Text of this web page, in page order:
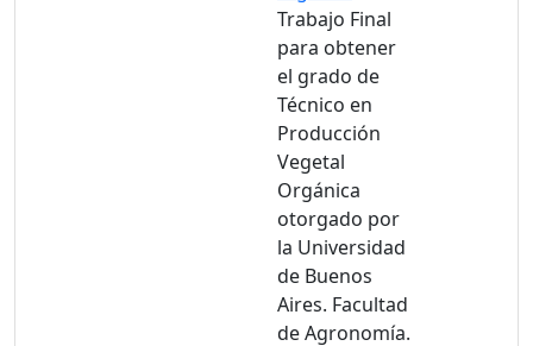
Trabajo Final
para obtener
el grado de
Técnico en
Producción
Vegetal
Orgánica
otorgado por
la Universidad
de Buenos
Aires. Facultad
de Agronomía.